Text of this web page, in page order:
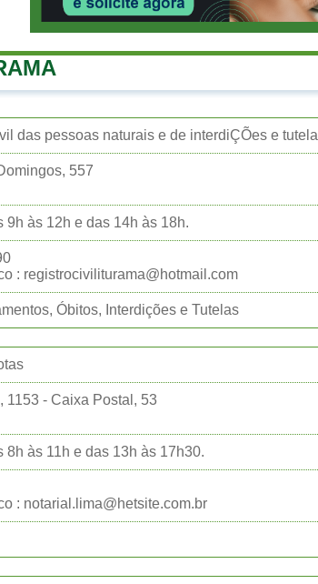
das pessoas naturais e de interdiÇÕes e
557
9h às 12h e das 14h às 18h.
: registrociviliturama@hotmail.com
Óbitos, Interdições e Tutelas
1153 - Caixa Postal, 53
8h às 11h e das 13h às 17h30.
: notarial.lima@hetsite.com.br